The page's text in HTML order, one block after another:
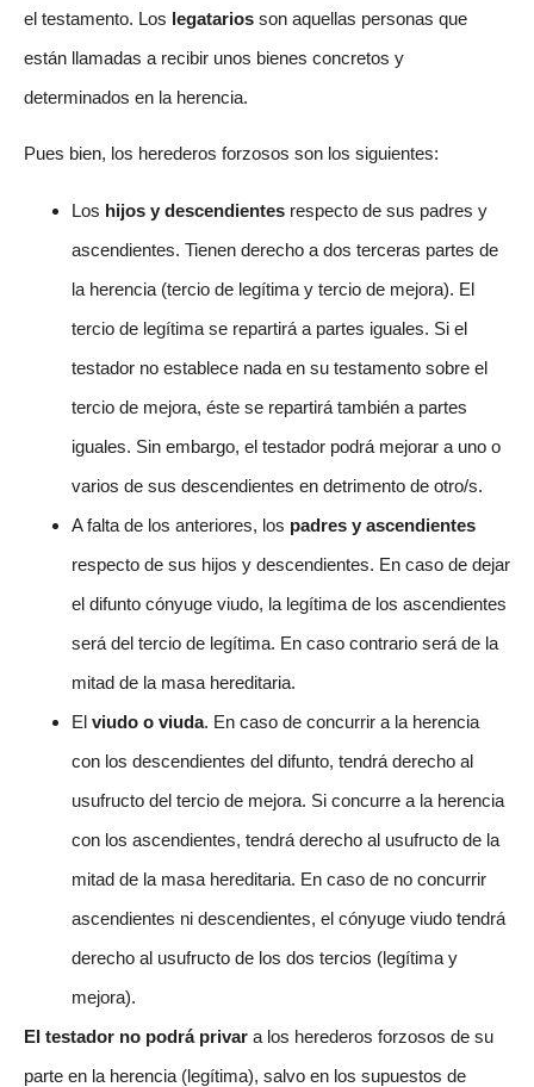
el testamento. Los legatarios son aquellas personas que
están llamadas a recibir unos bienes concretos y
determinados en la herencia.
Pues bien, los herederos forzosos son los siguientes:
Los hijos y descendientes respecto de sus padres y
ascendientes. Tienen derecho a dos terceras partes de
la herencia (tercio de legítima y tercio de mejora). El
tercio de legítima se repartirá a partes iguales. Si el
testador no establece nada en su testamento sobre el
tercio de mejora, éste se repartirá también a partes
iguales. Sin embargo, el testador podrá mejorar a uno o
varios de sus descendientes en detrimento de otro/s.
A falta de los anteriores, los padres y ascendientes
respecto de sus hijos y descendientes. En caso de dejar
el difunto cónyuge viudo, la legítima de los ascendientes
será del tercio de legítima. En caso contrario será de la
mitad de la masa hereditaria.
El viudo o viuda. En caso de concurrir a la herencia
con los descendientes del difunto, tendrá derecho al
usufructo del tercio de mejora. Si concurre a la herencia
con los ascendientes, tendrá derecho al usufructo de la
mitad de la masa hereditaria. En caso de no concurrir
ascendientes ni descendientes, el cónyuge viudo tendrá
derecho al usufructo de los dos tercios (legítima y
mejora).
El testador no podrá privar a los herederos forzosos de su
parte en la herencia (legítima), salvo en los supuestos de